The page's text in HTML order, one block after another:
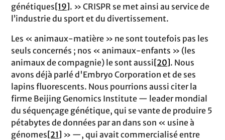
génétiques[19]. » CRISPR se met ainsi au service de
l’industrie du sport et du divertissement.
Les « animaux-matière » ne sont toutefois pas les
seuls concernés ; nos « animaux-enfants » (les
animaux de compagnie) le sont aussi[20]. Nous
avons déjà parlé d'Embryo Corporation et de ses
lapins fluorescents. Nous pourrions aussi citer la
firme Beijing Genomics Institute — leader mondial
du séquençage génétique, qui se vante de produire 5
pétabytes de données par an dans son « usine à
génomes[21] » —, qui avait commercialisé entre